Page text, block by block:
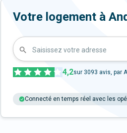
Votre logement à
Saisissez votre adresse
4,2sur 3093 avis, par
Connecté en temps réel avec les